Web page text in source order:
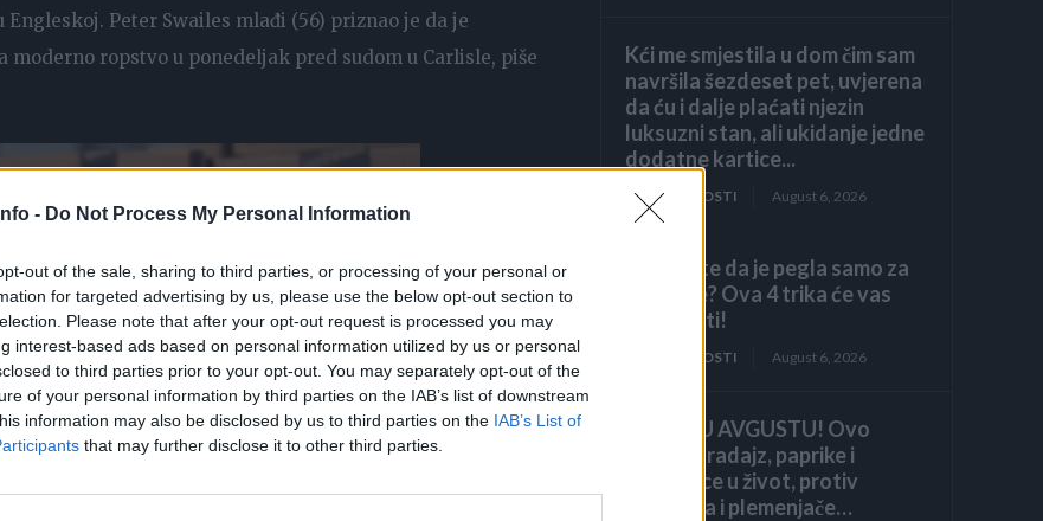
- Do Not Process My Personal Information
out of the sale, sharing to third parties, or processing of your personal or
for targeted advertising by us, please use the below opt-out section to
Please note that after your opt-out request is processed you may
interest-based ads based on personal information utilized by us or personal
to third parties prior to your opt-out. You may separately opt-out of the
of your personal information by third parties on the IAB’s list of downstream
information may also be disclosed by us to third parties on the IAB’s List of
that may further disclose it to other third parties.
Peter Swailes mlađi (56) priznao je da je
ropstvo u ponedeljak pred sudom u Carlisle, piše
Kći me smjestila u dom čim sam
navršila šezdeset pet, uvjerena
da ću i dalje plaćati njezin
luksuzni stan, ali ukidanje jedne
dodatne kartice...
ZANIMLJIVOSTI August 6, 2026
Mislite da je pegla samo za
peglanje? Ova 4 trika će vas
iznenaditi!
ZANIMLJIVOSTI August 6, 2026
HITNO U AVGUSTU! Ovo
vraća paradajz, paprike i
krastavce u život, protiv
štetočina i plemenjače…